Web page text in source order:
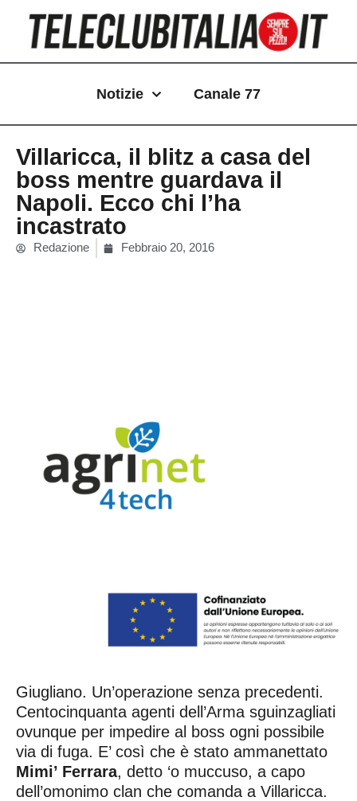
contenuto
Notizie Canale 77
Villaricca, il blitz a casa del
boss mentre guardava il
Napoli. Ecco chi l’ha
incastrato
Redazione Febbraio 20, 2016
Giugliano. Un’operazione senza precedenti.
Centocinquanta agenti dell’Arma sguinzagliati
ovunque per impedire al boss ogni possibile
via di fuga. E’ così che è stato ammanettato
Mimi’ Ferrara, detto ‘o muccuso, a capo
dell’omonimo clan che comanda a Villaricca.